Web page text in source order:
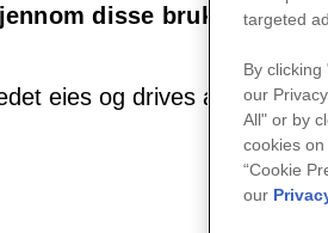
disse
eies og drives av Pfizer
targeted
By
our
All" or by
cookies
“Cookie
our